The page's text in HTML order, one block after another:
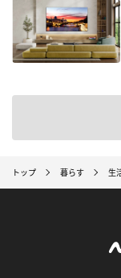
トップ 暮らす 生